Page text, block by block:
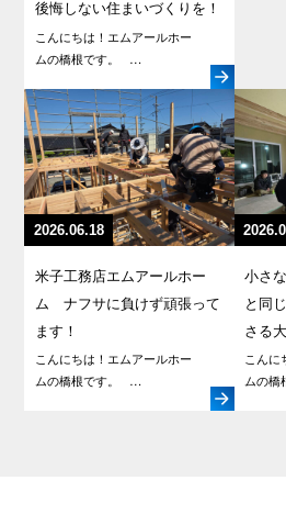
後悔しない住まいづくりを！
こんにちは！エムアールホー
ムの橋根です。 …
2026.06.18
米子工務店エムアールホー
ム ナフサに負けず頑張って
ます！
こんにちは！エムアールホー
ムの橋根です。 …
小さ
と同
さる
こんに
ムの